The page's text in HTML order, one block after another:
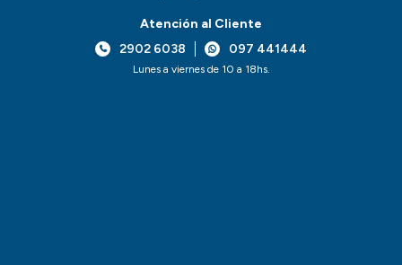
Atención al Cliente
2902 6038
097 441444
Lunes a viernes de 10 a 18hs.